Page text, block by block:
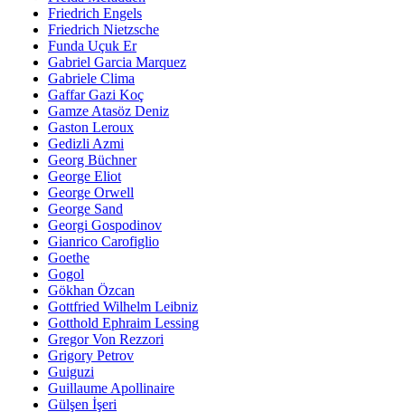
Friedrich Engels
Friedrich Nietzsche
Funda Uçuk Er
Gabriel Garcia Marquez
Gabriele Clima
Gaffar Gazi Koç
Gamze Atasöz Deniz
Gaston Leroux
Gedizli Azmi
Georg Büchner
George Eliot
George Orwell
George Sand
Georgi Gospodinov
Gianrico Carofiglio
Goethe
Gogol
Gökhan Özcan
Gottfried Wilhelm Leibniz
Gotthold Ephraim Lessing
Gregor Von Rezzori
Grigory Petrov
Guiguzi
Guillaume Apollinaire
Gülşen İşeri